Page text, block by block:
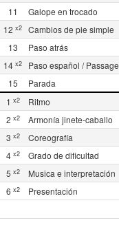
11 Galope en trocado
12 x2 Cambios de pie simple
13 Paso atrás
14 x2 Paso español / Passage
15 Parada
1 x2 Ritmo
2 x2 Armonía jinete-caballo
3 x2 Coreografía
4 x2 Grado de dificultad
5 x2 Musica e interpretación
6 x2 Presentación